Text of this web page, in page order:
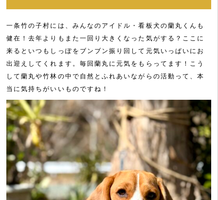
一条竹の子村には、みんなのアイドル・看板犬の蘭丸くんも
健在！去年よりもまた一回り大きくなった気がする？ここに
来るといつもしっぽをブンブン振り回して元気いっぱいにお
出迎えしてくれます。毎回蘭丸に元気をもらってます！こう
して蘭丸や竹林の中で自然とふれあいながらの活動って、本
当に気持ちがいいものですね！